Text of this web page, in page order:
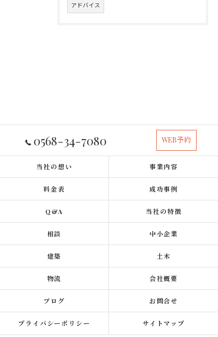
アドバイス
0568-34-7080 WEB予約
当社の想い 事業内容
料金表 成功事例
Q&A 当社の特徴
相談 中小企業
建築 土木
物流 会社概要
ブログ お問合せ
プライバシーポリシー サイトマップ